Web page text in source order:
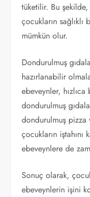
tüketilir. Bu
çocukların sağlıklı
mümkün olur.
Dondurulmuş
hazırlanabilir
ebeveynler,
dondurulmuş
dondurulmuş pizza
çocukların iştahını
ebeveynlere de
Sonuç olarak,
ebeveynlerin işini